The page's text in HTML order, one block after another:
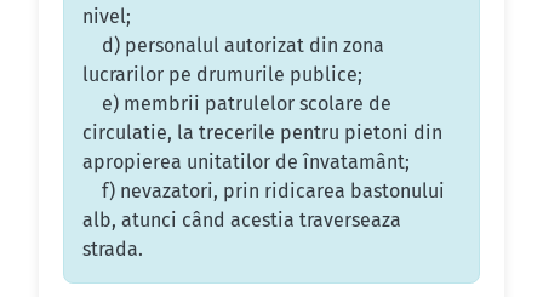
nivel;
d) personalul autorizat din zona
lucrarilor pe drumurile publice;
e) membrii patrulelor scolare de
circulatie, la trecerile pentru pietoni din
apropierea unitatilor de învatamânt;
f) nevazatori, prin ridicarea bastonului
alb, atunci când acestia traverseaza
strada.